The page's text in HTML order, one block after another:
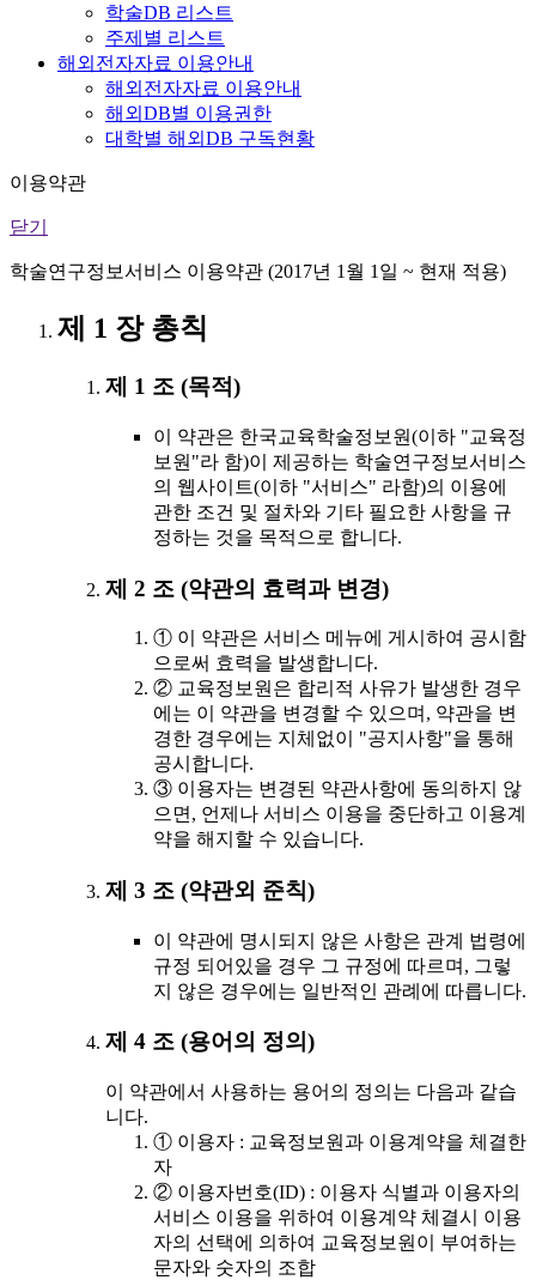
학술DB 리스트
주제별 리스트
해외전자자료 이용안내
해외전자자료 이용안내
해외DB별 이용권한
대학별 해외DB 구독현황
이용약관
닫기
학술연구정보서비스 이용약관 (2017년 1월 1일 ~ 현재 적용)
제 1 장 총칙
제 1 조 (목적)
이 약관은 한국교육학술정보원(이하 "교육정
보원"라 함)이 제공하는 학술연구정보서비스
의 웹사이트(이하 "서비스" 라함)의 이용에
관한 조건 및 절차와 기타 필요한 사항을 규
정하는 것을 목적으로 합니다.
제 2 조 (약관의 효력과 변경)
① 이 약관은 서비스 메뉴에 게시하여 공시함
으로써 효력을 발생합니다.
② 교육정보원은 합리적 사유가 발생한 경우
에는 이 약관을 변경할 수 있으며, 약관을 변
경한 경우에는 지체없이 "공지사항"을 통해
공시합니다.
③ 이용자는 변경된 약관사항에 동의하지 않
으면, 언제나 서비스 이용을 중단하고 이용계
약을 해지할 수 있습니다.
제 3 조 (약관외 준칙)
이 약관에 명시되지 않은 사항은 관계 법령에
규정 되어있을 경우 그 규정에 따르며, 그렇
지 않은 경우에는 일반적인 관례에 따릅니다.
제 4 조 (용어의 정의)
이 약관에서 사용하는 용어의 정의는 다음과 같습
니다.
① 이용자 : 교육정보원과 이용계약을 체결한
자
② 이용자번호(ID) : 이용자 식별과 이용자의
서비스 이용을 위하여 이용계약 체결시 이용
자의 선택에 의하여 교육정보원이 부여하는
문자와 숫자의 조합